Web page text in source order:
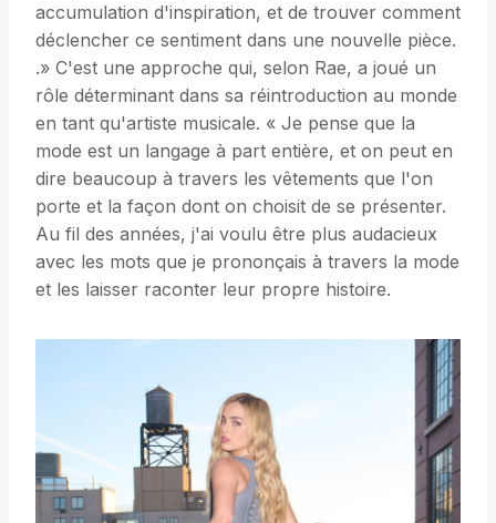
accumulation d'inspiration, et de trouver comment
déclencher ce sentiment dans une nouvelle pièce.
.» C'est une approche qui, selon Rae, a joué un
rôle déterminant dans sa réintroduction au monde
en tant qu'artiste musicale. « Je pense que la
mode est un langage à part entière, et on peut en
dire beaucoup à travers les vêtements que l'on
porte et la façon dont on choisit de se présenter.
Au fil des années, j'ai voulu être plus audacieux
avec les mots que je prononçais à travers la mode
et les laisser raconter leur propre histoire.